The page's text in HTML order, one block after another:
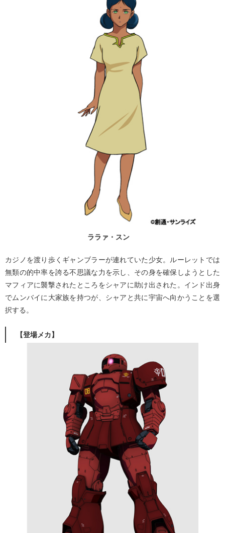
ララァ・スン
カジノを渡り歩くギャンブラーが連れていた少女。ルーレットでは
無類の的中率を誇る不思議な力を示し、その身を確保しようとした
マフィアに襲撃されたところをシャアに助け出された。インド出身
でムンバイに大家族を持つが、シャアと共に宇宙へ向かうことを選
択する。
【登場メカ】